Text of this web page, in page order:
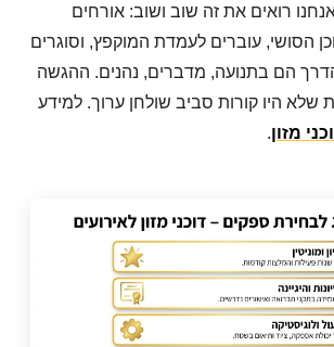
רואים את זה שוב ושוב: אורחים
הסושי, עוברים לעמדת המוקפץ, וסוגרים
הם בתנועה, מדברים, נהנים. ההגשה
שלא היו קורות סביב שולחן ערוך. למידע
מזון.